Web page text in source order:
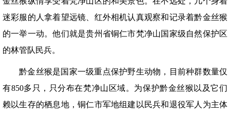
迷彩服的人拿着望远镜、红外相机认真观察和记录着黔金丝猴
的一举一动。他们就是贵州省铜仁市梵净山国家级自然保护区
的林管队民兵。
黔金丝猴是国家一级重点保护野生动物，目前种群数量仅
有850多只，只分布在梵净山区域。为保护黔金丝猴以及它们
赖以生存的栖息地，铜仁市军地组建以民兵和退役军人为主体